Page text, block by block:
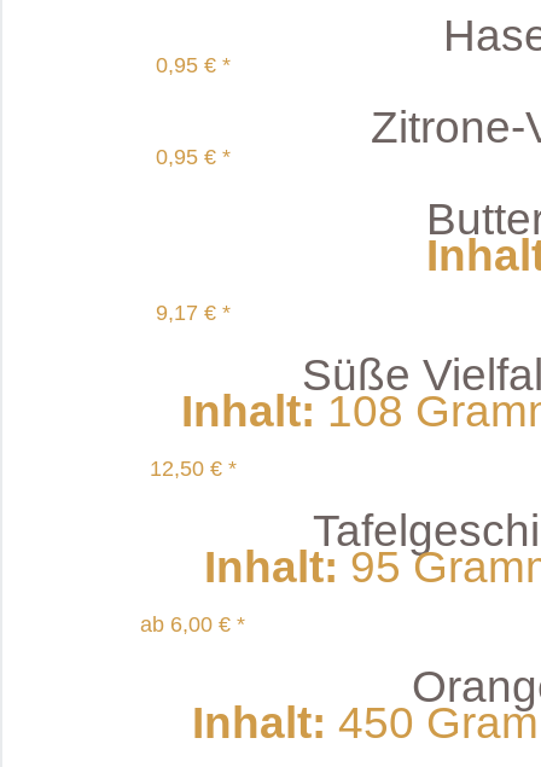
0,95 € *
Zitrone-
0,95 € *
9,17 € *
Süße
Inhalt: 108
12,50 € *
Inhalt: 95
ab 6,00 € *
Inhalt: 450